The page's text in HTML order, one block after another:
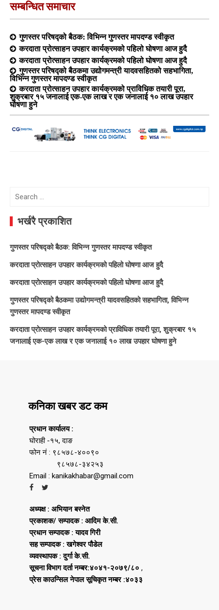
सम्बन्धित समाचार
गुणस्तर परिषद्को बैठक: विभिन्न गुणस्तर मापदण्ड स्वीकृत
करदाता प्रोत्साहन उपहार कार्यक्रमको पहिलो घोषणा आज हुदै
करदाता प्रोत्साहन उपहार कार्यक्रमको पहिलो घोषणा आज हुदै
गुणस्तर परिषद्को बैठकमा उद्योगमन्त्री यादवसहितको सहभागिता,
विभिन्न गुणस्तर मापदण्ड स्वीकृत
करदाता प्रोत्साहन उपहार कार्यक्रमको प्राविधिक तयारी पूरा,
शुक्रबार १५ जनालाई एक-एक लाख र एक जनालाई १० लाख उपहार
घोषणा हुने
Search
भर्खरै प्रकाशित
गुणस्तर परिषद्को बैठक: विभिन्न गुणस्तर मापदण्ड स्वीकृत
करदाता प्रोत्साहन उपहार कार्यक्रमको पहिलो घोषणा आज हुदै
करदाता प्रोत्साहन उपहार कार्यक्रमको पहिलो घोषणा आज हुदै
गुणस्तर परिषद्को बैठकमा उद्योगमन्त्री यादवसहितको सहभागिता, विभिन्न
गुणस्तर मापदण्ड स्वीकृत
करदाता प्रोत्साहन उपहार कार्यक्रमको प्राविधिक तयारी पूरा, शुक्रबार १५
जनालाई एक-एक लाख र एक जनालाई १० लाख उपहार घोषणा हुने
कनिका खबर डट कम
प्रधान कार्यालय :
घोराही -१५, दाङ
फोन नं : ९८५७८-४००९०
९८५७८-३४२५३
Email : kanikakhabar@gmail.com
अध्यक्ष : अभियान बस्नेत
प्रकाशक/ सम्पादक : आदिम के.सी.
प्रधान सम्पादक : यादव गिरी
सह सम्पादक : खगेश्वर पौडेल
व्यवस्थापक : दुर्गा के.सी.
सूचना विभाग दर्ता नम्बर:४०४१-२०७९/८० ,
प्रेस काउन्सिल नेपाल सूचिकृत नम्बर :४०३३